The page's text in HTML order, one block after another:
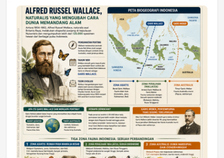
Jumat, 17 Jul 2026 22:30
DAERAH
Astra Motor Kalimantan Timur 2 Dukung
Mahasiswa Samarinda dalam Astra
Honda SDGs Future Leaders 2026
Jumat, 10 Jul 2026 19:01